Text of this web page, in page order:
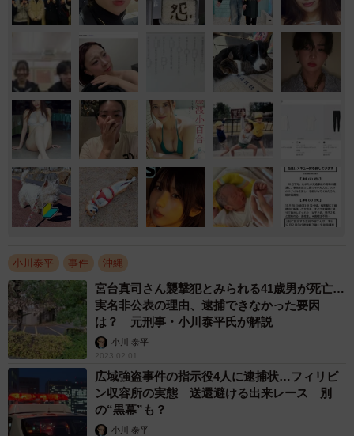
小川泰平 事件 沖縄
宮台真司さん襲撃犯とみられる41歳男が死亡…
実名非公表の理由、逮捕できなかった要因
は？ 元刑事・小川泰平氏が解説
小川 泰平
2023.02.01
広域強盗事件の指示役4人に逮捕状…フィリピ
ン収容所の実態 送還避ける出来レース 別
の“黒幕”も？
小川 泰平